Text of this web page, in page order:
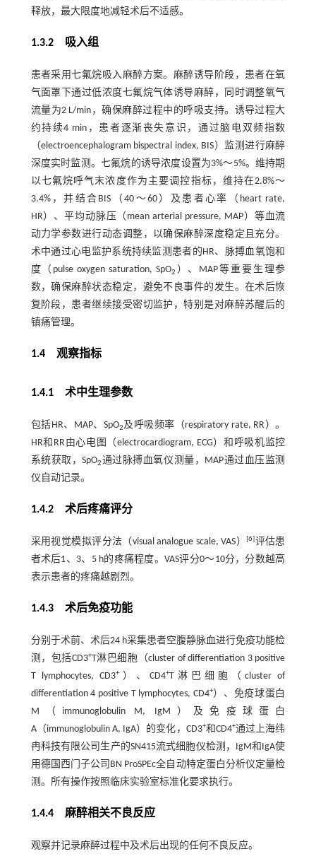
释放，最大限度地减轻术后不适感。
1.3.2 吸入组
患者采用七氟烷吸入麻醉方案。麻醉诱导阶段，患者在氧
气面罩下通过低浓度七氟烷气体诱导麻醉，同时调整氧气
流量为2 L/min，确保麻醉过程中的呼吸支持。诱导过程大
约持续4 min，患者逐渐丧失意识，通过脑电双频指数
（electroencephalogram bispectral index, BIS）监测进行麻醉
深度实时监测。七氟烷的诱导浓度设置为3%～5%。维持期
以七氟烷呼气末浓度作为主要调控指标，维持在2.8%～
3.4%，并结合BIS（40～60）及患者心率（heart rate,
HR）、平均动脉压（mean arterial pressure, MAP）等血流
动力学参数进行动态调整，以确保麻醉深度稳定且充分。
术中通过心电监护系统持续监测患者的HR、脉搏血氧饱和
度（pulse oxygen saturation, SpO2 ）、MAP等重要生理参
数，确保麻醉状态稳定，避免不良事件的发生。在术后恢
复阶段，患者继续接受密切监护，特别是对麻醉苏醒后的
镇痛管理。
1.4 观察指标
1.4.1 术中生理参数
包括HR、MAP、SpO2及呼吸频率（respiratory rate, RR）。
HR和RR由心电图（electrocardiogram, ECG）和呼吸机监控
系统获取，SpO2通过脉搏血氧仪测量，MAP通过血压监测
仪自动记录。
1.4.2 术后疼痛评分
采用视觉模拟评分法（visual analogue scale, VAS）[6]评估患
者术后1、3、5 h的疼痛程度。VAS评分0～10分，分数越高
表示患者的疼痛越剧烈。
1.4.3 术后免疫功能
分别于术前、术后24 h采集患者空腹静脉血进行免疫功能检
测，包括CD3+T淋巴细胞（cluster of differentiation 3 positive
T lymphocytes, CD3+）、CD4+T淋巴细胞（cluster of
differentiation 4 positive T lymphocytes, CD4+）、免疫球蛋白
M（immunoglobulin M, IgM）及免疫球蛋白
A（immunoglobulin A, IgA）的变化，CD3+和CD4+通过上海纬
冉科技有限公司生产的SN415流式细胞仪检测，IgM和IgA使
用德国西门子公司BN ProSPEc全自动特定蛋白分析仪定量检
测。所有操作按照临床实验室标准化要求执行。
1.4.4 麻醉相关不良反应
观察并记录麻醉过程中及术后出现的任何不良反应。